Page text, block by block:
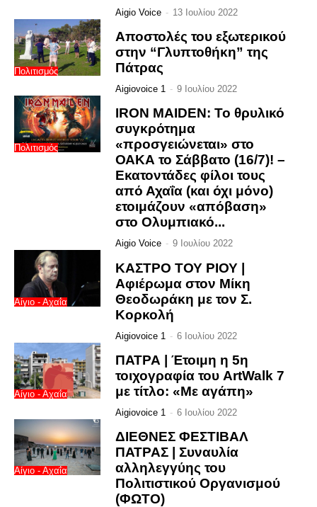
Aigio Voice - 13 Ιουλίου 2022
Πολιτισμός
Αποστολές του εξωτερικού
στην “Γλυπτοθήκη” της
Πάτρας
Aigiovoice 1 - 9 Ιουλίου 2022
Πολιτισμός
IRON MAIDEN: Το θρυλικό
συγκρότημα
«προσγειώνεται» στο
ΟΑΚΑ το Σάββατο (16/7)! –
Εκατοντάδες φίλοι τους
από Αχαΐα (και όχι μόνο)
ετοιμάζουν «απόβαση»
στο Ολυμπιακό...
Aigio Voice - 9 Ιουλίου 2022
Αίγιο - Αχαΐα
ΚΑΣΤΡΟ ΤΟΥ ΡΙΟΥ |
Αφιέρωμα στον Μίκη
Θεοδωράκη με τον Σ.
Κορκολή
Aigiovoice 1 - 6 Ιουλίου 2022
Αίγιο - Αχαΐα
ΠΑΤΡΑ | Έτοιμη η 5η
τοιχογραφία του ArtWalk 7
με τίτλο: «Με αγάπη»
Aigiovoice 1 - 6 Ιουλίου 2022
Αίγιο - Αχαΐα
ΔΙΕΘΝΕΣ ΦΕΣΤΙΒΑΛ
ΠΑΤΡΑΣ | Συναυλία
αλληλεγγύης του
Πολιτιστικού Οργανισμού
(ΦΩΤΟ)